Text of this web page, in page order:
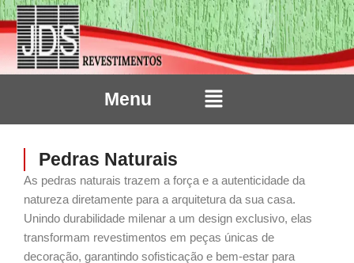
Ir
para
conteúdo
Menu Menu
Pedras Naturais
As pedras naturais trazem a força e a autenticidade da
natureza diretamente para a arquitetura da sua casa.
Unindo durabilidade milenar a um design exclusivo, elas
transformam revestimentos em peças únicas de
decoração, garantindo sofisticação e bem-estar para